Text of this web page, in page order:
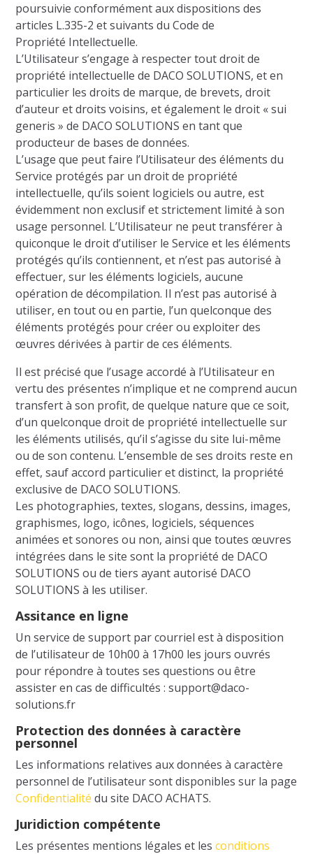
poursuivie conformément aux dispositions des
articles L.335-2 et suivants du Code de
Propriété Intellectuelle.
L’Utilisateur s’engage à respecter tout droit de
propriété intellectuelle de DACO SOLUTIONS, et en
particulier les droits de marque, de brevets, droit
d’auteur et droits voisins, et également le droit « sui
generis » de DACO SOLUTIONS en tant que
producteur de bases de données.
L’usage que peut faire l’Utilisateur des éléments du
Service protégés par un droit de propriété
intellectuelle, qu’ils soient logiciels ou autre, est
évidemment non exclusif et strictement limité à son
usage personnel. L’Utilisateur ne peut transférer à
quiconque le droit d’utiliser le Service et les éléments
protégés qu’ils contiennent, et n’est pas autorisé à
effectuer, sur les éléments logiciels, aucune
opération de décompilation. Il n’est pas autorisé à
utiliser, en tout ou en partie, l’un quelconque des
éléments protégés pour créer ou exploiter des
œuvres dérivées à partir de ces éléments.
Il est précisé que l’usage accordé à l’Utilisateur en
vertu des présentes n’implique et ne comprend aucun
transfert à son profit, de quelque nature que ce soit,
d’un quelconque droit de propriété intellectuelle sur
les éléments utilisés, qu’il s’agisse du site lui-même
ou de son contenu. L’ensemble de ses droits reste en
effet, sauf accord particulier et distinct, la propriété
exclusive de DACO SOLUTIONS.
Les photographies, textes, slogans, dessins, images,
graphismes, logo, icônes, logiciels, séquences
animées et sonores ou non, ainsi que toutes œuvres
intégrées dans le site sont la propriété de DACO
SOLUTIONS ou de tiers ayant autorisé DACO
SOLUTIONS à les utiliser.
Assitance en ligne
Un service de support par courriel est à disposition
de l’utilisateur de 10h00 à 17h00 les jours ouvrés
pour répondre à toutes ses questions ou être
assister en cas de difficultés : support@daco-
solutions.fr
Protection des données à caractère
personnel
Les informations relatives aux données à caractère
personnel de l’utilisateur sont disponibles sur la page
Confidentialité du site DACO ACHATS.
Juridiction compétente
Les présentes mentions légales et lesconditions